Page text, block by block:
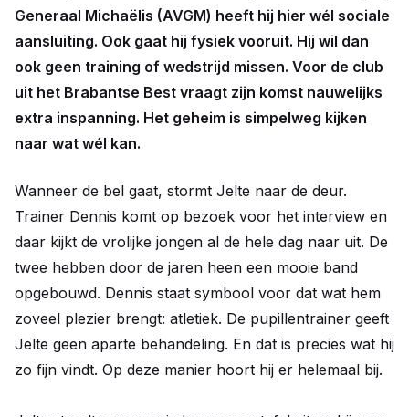
Generaal Michaëlis (AVGM) heeft hij hier wél sociale
aansluiting. Ook gaat hij fysiek vooruit. Hij wil dan
ook geen training of wedstrijd missen. Voor de club
uit het Brabantse Best vraagt zijn komst nauwelijks
extra inspanning. Het geheim is simpelweg kijken
naar wat wél kan.
Wanneer de bel gaat, stormt Jelte naar de deur.
Trainer Dennis komt op bezoek voor het interview en
daar kijkt de vrolijke jongen al de hele dag naar uit. De
twee hebben door de jaren heen een mooie band
opgebouwd. Dennis staat symbool voor dat wat hem
zoveel plezier brengt: atletiek. De pupillentrainer geeft
Jelte geen aparte behandeling. En dat is precies wat hij
zo fijn vindt. Op deze manier hoort hij er helemaal bij.